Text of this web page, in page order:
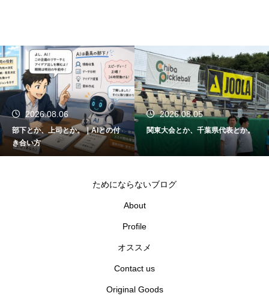
2026.08.05
関東大会とか、千葉県代表とか。
2026.08.04
SOLINCO HYPER-G、かなり良か
った。｜担々麺とか、真夏のテニ
スとか。
ためにならないブログ
About
Profile
オススメ
Contact us
Original Goods